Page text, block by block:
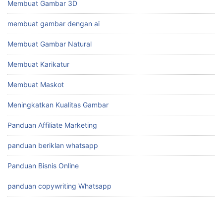
Membuat Gambar 3D
membuat gambar dengan ai
Membuat Gambar Natural
Membuat Karikatur
Membuat Maskot
Meningkatkan Kualitas Gambar
Panduan Affiliate Marketing
panduan beriklan whatsapp
Panduan Bisnis Online
panduan copywriting Whatsapp